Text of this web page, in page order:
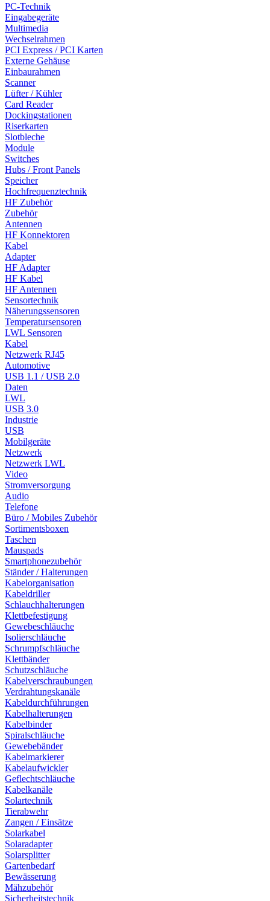
PC-Technik
Eingabegeräte
Multimedia
Wechselrahmen
PCI Express / PCI Karten
Externe Gehäuse
Einbaurahmen
Scanner
Lüfter / Kühler
Card Reader
Dockingstationen
Riserkarten
Slotbleche
Module
Switches
Hubs / Front Panels
Speicher
Hochfrequenztechnik
HF Zubehör
Zubehör
Antennen
HF Konnektoren
Kabel
Adapter
HF Adapter
HF Kabel
HF Antennen
Sensortechnik
Näherungssensoren
Temperatursensoren
LWL Sensoren
Kabel
Netzwerk RJ45
Automotive
USB 1.1 / USB 2.0
Daten
LWL
USB 3.0
Industrie
USB
Mobilgeräte
Netzwerk
Netzwerk LWL
Video
Stromversorgung
Audio
Telefone
Büro / Mobiles Zubehör
Sortimentsboxen
Taschen
Mauspads
Smartphonezubehör
Ständer / Halterungen
Kabelorganisation
Kabeldriller
Schlauchhalterungen
Klettbefestigung
Gewebeschläuche
Isolierschläuche
Schrumpfschläuche
Klettbänder
Schutzschläuche
Kabelverschraubungen
Verdrahtungskanäle
Kabeldurchführungen
Kabelhalterungen
Kabelbinder
Spiralschläuche
Gewebebänder
Kabelmarkierer
Kabelaufwickler
Geflechtschläuche
Kabelkanäle
Solartechnik
Tierabwehr
Zangen / Einsätze
Solarkabel
Solaradapter
Solarsplitter
Gartenbedarf
Bewässerung
Mähzubehör
Sicherheitstechnik